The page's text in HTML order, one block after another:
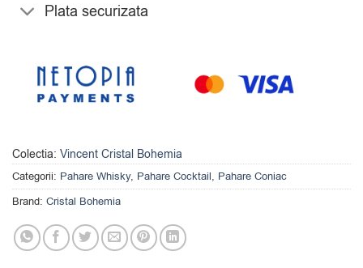
Plata securizata
Colectia: Vincent Cristal Bohemia
Categorii: Pahare Whisky, Pahare Cocktail, Pahare Coniac
Brand: Cristal Bohemia